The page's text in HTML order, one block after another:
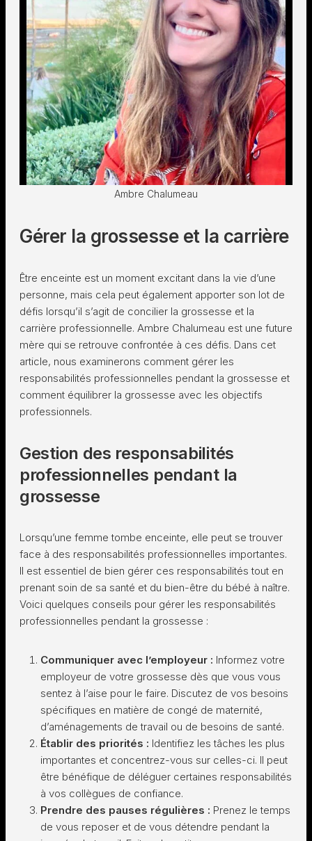
Ambre Chalumeau
Gérer la grossesse et la carrière
Être enceinte est un moment excitant dans la vie d’une
personne, mais cela peut également apporter son lot de
défis lorsqu’il s’agit de concilier la grossesse et la
carrière professionnelle. Ambre Chalumeau est une future
mère qui se retrouve confrontée à ces défis. Dans cet
article, nous examinerons comment gérer les
responsabilités professionnelles pendant la grossesse et
comment équilibrer la grossesse avec les objectifs
professionnels.
Gestion des responsabilités
professionnelles pendant la
grossesse
Lorsqu’une femme tombe enceinte, elle peut se trouver
face à des responsabilités professionnelles importantes.
Il est essentiel de bien gérer ces responsabilités tout en
prenant soin de sa santé et du bien-être du bébé à naître.
Voici quelques conseils pour gérer les responsabilités
professionnelles pendant la grossesse :
Communiquer avec l’employeur : Informez votre
employeur de votre grossesse dès que vous vous
sentez à l’aise pour le faire. Discutez de vos besoins
spécifiques en matière de congé de maternité,
d’aménagements de travail ou de besoins de santé.
Établir des priorités : Identifiez les tâches les plus
importantes et concentrez-vous sur celles-ci. Il peut
être bénéfique de déléguer certaines responsabilités
à vos collègues de confiance.
Prendre des pauses régulières : Prenez le temps
de vous reposer et de vous détendre pendant la